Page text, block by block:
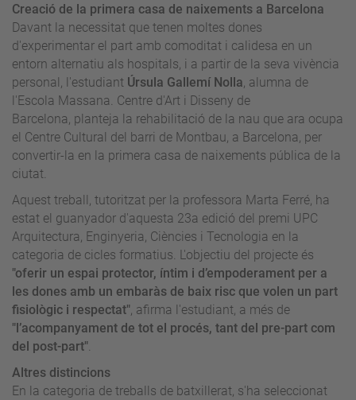
Creació de la primera casa de naixements a Barcelona
Davant la necessitat que tenen moltes dones
d'experimentar el part amb comoditat i calidesa en un
entorn alternatiu als hospitals, i a partir de la seva vivència
personal, l'estudiant Úrsula Gallemí Nolla, alumna de
l'Escola Massana. Centre d'Art i Disseny de
Barcelona, planteja la rehabilitació de la nau que ara ocupa
el Centre Cultural del barri de Montbau, a Barcelona, per
convertir-la en la primera casa de naixements pública de la
ciutat.
Aquest treball, tutoritzat per la professora Marta Ferré, ha
estat el guanyador d'aquesta 23a edició del premi UPC
Arquitectura, Enginyeria, Ciències i Tecnologia en la
categoria de cicles formatius. L'objectiu del projecte és
"oferir un espai protector, íntim i d’empoderament per a
les dones amb un embaràs de baix risc que volen un part
fisiològic i respectat", afirma l'estudiant, a més de
"l’acompanyament de tot el procés, tant del pre-part com
del post-part".
Altres distincions
En la categoria de treballs de batxillerat, s'ha seleccionat